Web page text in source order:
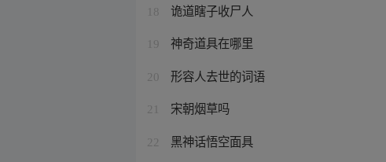
18 诡道瞎子收尸人
19 神奇道具在哪里
20 形容人去世的词语
21 宋朝烟草吗
22 黑神话悟空面具